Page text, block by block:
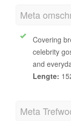
Meta
Covering
celebrity
and
Lengte:
Meta